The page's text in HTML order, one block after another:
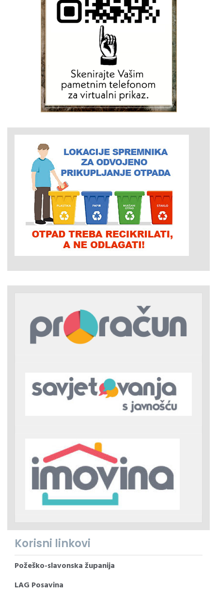
Korisni linkovi
Požeško-slavonska županija
LAG Posavina